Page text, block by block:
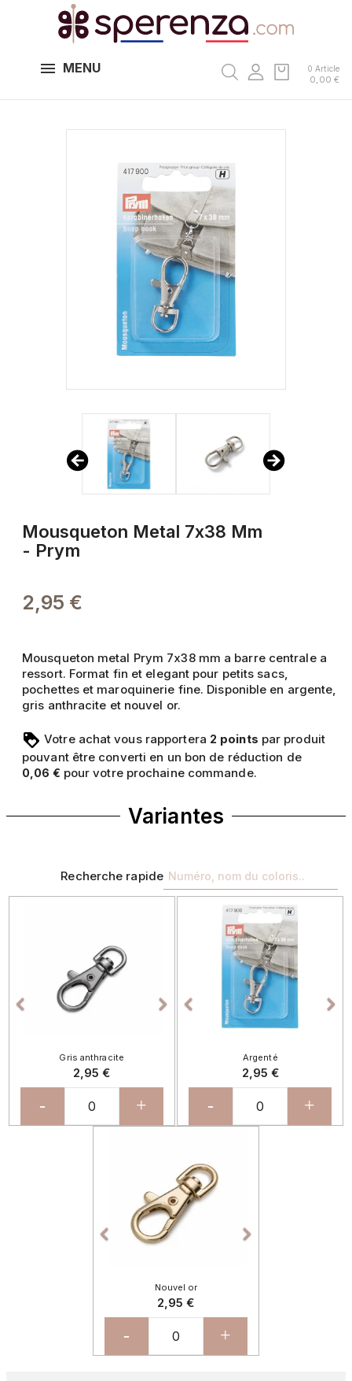
MENU 0 Article
0,00 €
Mousqueton Metal 7x38 Mm
- Prym
2,95 €
Mousqueton metal Prym 7x38 mm a barre centrale a
ressort. Format fin et elegant pour petits sacs,
pochettes et maroquinerie fine. Disponible en argente,
gris anthracite et nouvel or.
Votre achat vous rapportera 2 points par produit
pouvant être converti en un bon de réduction de
0,06 € pour votre prochaine commande.
Variantes
Recherche rapide
 
Gris anthracite
2,95 €
- +

Précédent

Argenté
2,95 €
- +
 
Nouvel or
2,95 €
- +